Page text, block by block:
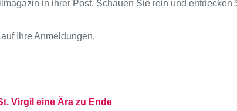
in ihrer Post. Schauen Sie rein und
Ihre Anmeldungen.
Virgil eine Ära zu Ende